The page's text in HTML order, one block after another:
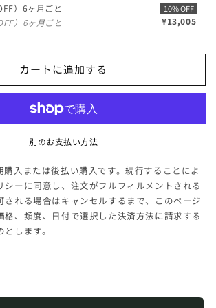
の
数
量
を
や
）6ヶ月ごと
）6ヶ月ごと
10% OFF
¥13,005
カートに追加する
別のお支払い方法
購入または後払い購入です。続行することによ
シーに同意し、注文がフルフィルメントされる
される場合はキャンセルするまで、このページ
格、頻度、日付で選択した決済方法に請求する
します。